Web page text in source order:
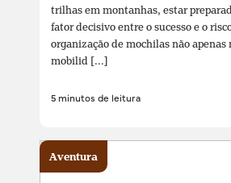
trilhas em montanhas, estar
fator decisivo entre o sucesso e o
organização de mochilas não apenas
mobilid [...]
5 minutos de leitura
Aventura